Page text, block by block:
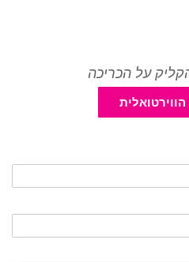
על הכריכה